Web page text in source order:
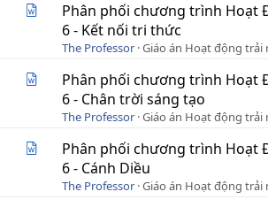
Phân phối chương trình Hoạt
6 - Kết nối tri thức
The Professor Giáo án Hoạt động trải
Phân phối chương trình Hoạt
6 - Chân trời sáng tạo
The Professor Giáo án Hoạt động trải
Phân phối chương trình Hoạt
6 - Cánh Diều
The Professor Giáo án Hoạt động trải